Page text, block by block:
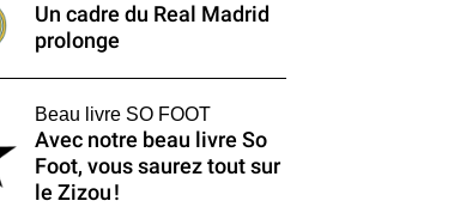
Un cadre du Real Madrid
prolonge
Beau livre SO FOOT
Avec notre beau livre So
Foot, vous saurez tout sur
le Zizou !